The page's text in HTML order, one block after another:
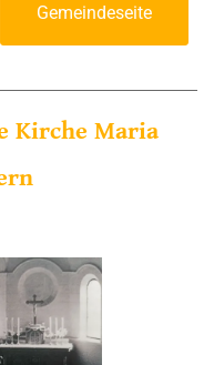
Gemeindeseite
Kirche Maria